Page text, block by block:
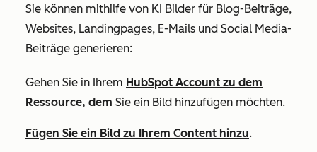
Sie können mithilfe von KI Bilder für Blog-Beiträge,
Websites, Landingpages, E-Mails und Social Media-
Beiträge generieren:
Gehen Sie in Ihrem HubSpot Account zu dem
Ressource, dem Sie ein Bild hinzufügen möchten.
Fügen Sie ein Bild zu Ihrem Content hinzu.